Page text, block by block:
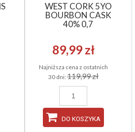
WEST CORK 5YO
BOURBON CASK
40% 0,7
89,99 zł
Najniższa cena z ostatnich
30 dni:119,99 zł
DO KOSZYKA